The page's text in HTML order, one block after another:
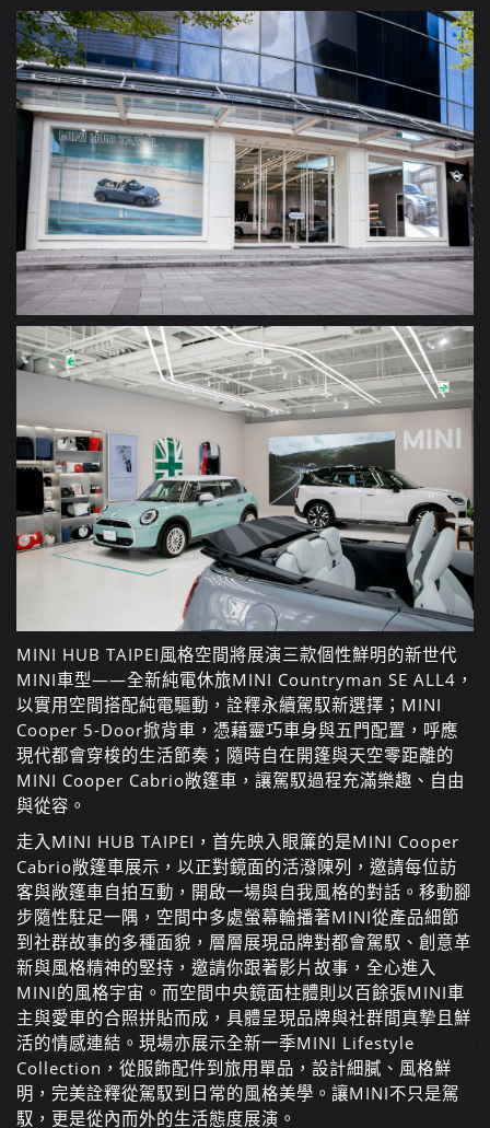
MINI HUB TAIPEI風格空間將展演三款個性鮮明的新世代
MINI車型——全新純電休旅MINI Countryman SE ALL4，
以實用空間搭配純電驅動，詮釋永續駕馭新選擇；MINI
Cooper 5-Door掀背車，憑藉靈巧車身與五門配置，呼應
現代都會穿梭的生活節奏；隨時自在開篷與天空零距離的
MINI Cooper Cabrio敞篷車，讓駕馭過程充滿樂趣、自由
與從容。
走入MINI HUB TAIPEI，首先映入眼簾的是MINI Cooper
Cabrio敞篷車展示，以正對鏡面的活潑陳列，邀請每位訪
客與敞篷車自拍互動，開啟一場與自我風格的對話。移動腳
步隨性駐足一隅，空間中多處螢幕輪播著MINI從產品細節
到社群故事的多種面貌，層層展現品牌對都會駕馭、創意革
新與風格精神的堅持，邀請你跟著影片故事，全心進入
MINI的風格宇宙。而空間中央鏡面柱體則以百餘張MINI車
主與愛車的合照拼貼而成，具體呈現品牌與社群間真摯且鮮
活的情感連結。現場亦展示全新一季MINI Lifestyle
Collection，從服飾配件到旅用單品，設計細膩、風格鮮
明，完美詮釋從駕馭到日常的風格美學。讓MINI不只是駕
馭，更是從內而外的生活態度展演。